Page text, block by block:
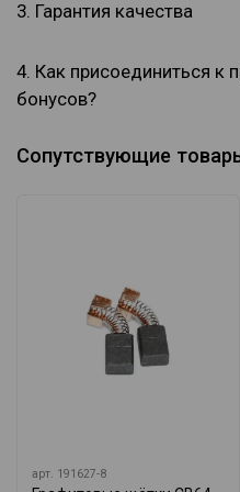
3. Гарантия качества
4. Как присоединиться к
бонусов?
Сопутствующие
арт. 191627-8